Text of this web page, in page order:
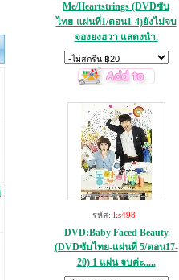
Me/Heartstrings (DVDซับ
ไทย-แผ่นที่1/ตอน1-4)ยังไม่จบ
จองยงฮวา แสดงนำ.
รหัส: ks498
DVD:Baby Faced Beauty
(DVDซับไทย-แผ่นที่ 5/ตอน17-
20) 1 แผ่น จบค่ะ.....